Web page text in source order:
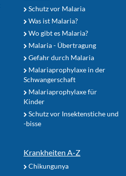
Schutz vor Malaria
Was ist Malaria?
Wo gibt es Malaria?
Malaria - Übertragung
Gefahr durch Malaria
Malariaprophylaxe in der
Schwangerschaft
Malariaprophylaxe für
Kinder
Schutz vor Insektenstiche und
-bisse
Krankheiten A-Z
Chikungunya